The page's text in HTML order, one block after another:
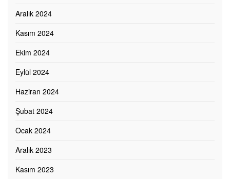
Aralık 2024
Kasım 2024
Ekim 2024
Eylül 2024
Haziran 2024
Şubat 2024
Ocak 2024
Aralık 2023
Kasım 2023